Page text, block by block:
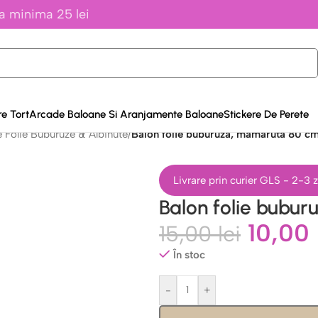
minima 25 lei
TortArcade Baloane Si Aranjamente BaloaneStickere De Perete
Folie Buburuze & Albinute/Balon folie buburuza, mamaruta 80
Livrare prin curier GLS - 2-3
Balon folie
15,00lei 10,00
În stoc
- +